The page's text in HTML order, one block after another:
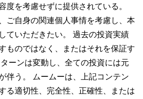
度を考慮せずに提供されている。
ご自身の関連個人事情を考慮し、本
ていただきたい。 過去の投資実績
ものではなく、またはそれを保証す
ーンは変動し、全ての投資には元
伴う。 ムームーは、上記コンテン
る適切性、完全性、正確性、または